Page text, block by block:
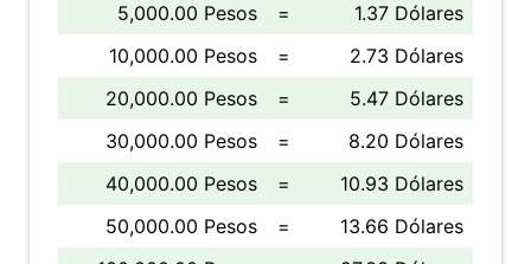
5,000.00 Pesos
=
1.37 Dólares
10,000.00 Pesos
=
2.73 Dólares
20,000.00 Pesos
=
5.47 Dólares
30,000.00 Pesos
=
8.20 Dólares
40,000.00 Pesos
=
10.93 Dólares
50,000.00 Pesos
=
13.66 Dólares